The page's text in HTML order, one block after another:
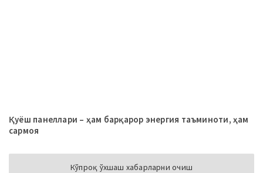
Қуёш панеллари – ҳам барқарор энергия таъминоти, ҳам
сармоя
Кўпроқ ўхшаш хабарларни очиш